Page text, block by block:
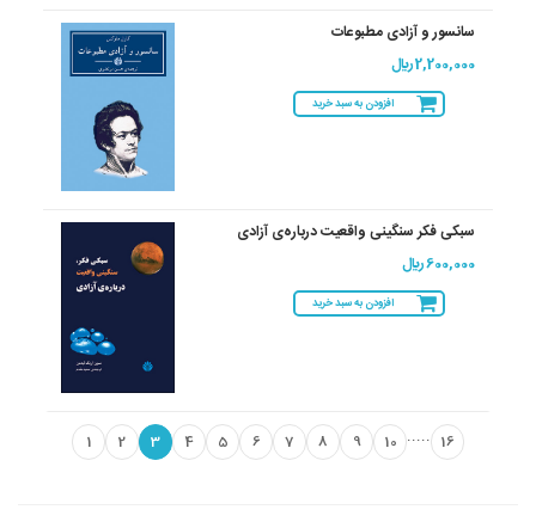
سانسور و آزادی مطبوعات
2,200,000 ريال
افزودن به سبد خرید
سبکی فکر سنگینی واقعیت درباره‌ی آزادی
600,000 ريال
افزودن به سبد خرید
1 2 3 4 5 6 7 8 9 10 ..... 16